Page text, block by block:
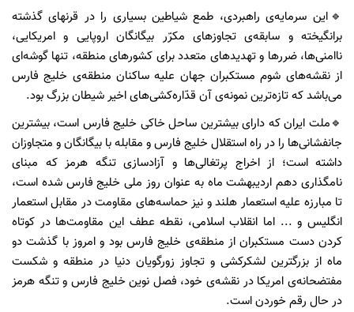
🔹️این سرمایه‌ی راهبردی، طمع شیاطین بسیاری را در قرنهای گذشته
برانگیخته و سابقه‌ی تجاوزهای مکرّر بیگانگان اروپایی و امریکایی،
ناامنی‌ها، ضررها و تهدیدهای متعدد برای کشورهای منطقه، تنها گوشه‌ای
از نقشه‌های شوم مستکبران جهان علیه ساکنان منطقه‌ی خلیج فارس
می‌باشد که تازه‌ترین نمونه‌ی آن قدّاره‌کشی‌‌های اخیر شیطان بزرگ بود.
🔹ملت ایران که دارای بیشترین ساحل خاکی خلیج فارس است، بیشترین
جانفشانی‌ها را در راه استقلال خلیج فارس و مقابله با بیگانگان و متجاوزان
داشته است؛ از اخراج پرتغالی‌ها و آزادسازی تنگه هرمز که مبنای
نامگذاری دهم اردیبهشت ماه به عنوان روز ملی خلیج فارس شده است،
تا مبارزه علیه استعمار هلند و نیز حماسه‌های مقاومت در مقابل استعمار
انگلیس و ... اما انقلاب اسلامی، نقطه عطف این مقاومت‌ها در کوتاه
کردن دست مستکبران از منطقه‌ی خلیج فارس بود و امروز با گذشت دو
ماه از بزرگترین لشکرکشی و تجاوز زورگویان دنیا در منطقه و شکست
مفتضحانه‌ی امریکا در نقشه‌ی خود، فصل نوین خلیج فارس و تنگه هرمز
در حال رقم خوردن است.